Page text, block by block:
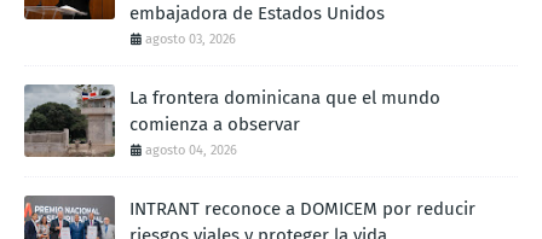
embajadora de Estados Unidos
agosto 03, 2026
La frontera dominicana que el mundo
comienza a observar
agosto 04, 2026
INTRANT reconoce a DOMICEM por reducir